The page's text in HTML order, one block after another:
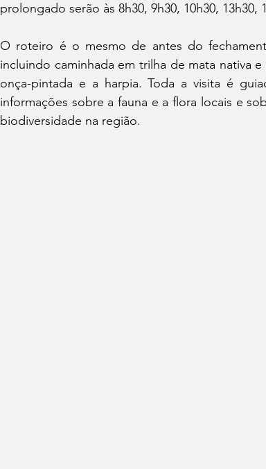
prolongado serão às 8h30, 9h30, 10h30, 13h30,
O roteiro é o mesmo de antes do
incluindo caminhada em trilha de mata nativa
onça-pintada e a harpia. Toda a visita é
informações sobre a fauna e a flora locais e
biodiversidade na região.